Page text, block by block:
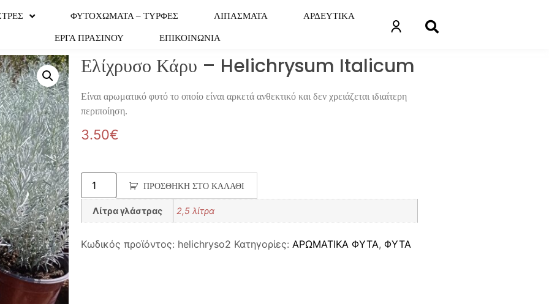
ΦΥΤΟΧΩΜΑΤΑ – ΤΥΡΦΕΣ ΛΙΠΑΣΜΑΤΑ ΑΡΔΕΥΤΙΚΑ
ΕΡΓΑ ΠΡΑΣΙΝΟΥ ΕΠΙΚΟΙΝΩΝΙΑ
Ελίχρυσο Κάρυ – Helichrysum Italicum
Είναι αρωματικό φυτό το οποίο είναι αρκετά ανθεκτικό και δεν χρειάζεται ιδιαίτερη
περιποίηση.
3.50€
ΠΡΟΣΘΉΚΗ ΣΤΟ ΚΑΛΆΘΙ
Λίτρα γλάστρας 2,5 λίτρα
Κωδικός προϊόντος: helichryso2 Κατηγορίες: ΑΡΩΜΑΤΙΚΑ ΦΥΤΑ, ΦΥΤΑ